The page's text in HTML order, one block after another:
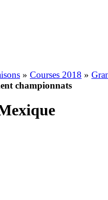
» Courses 2018 »
championnats